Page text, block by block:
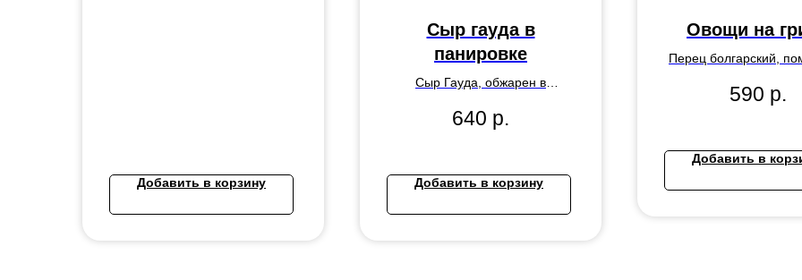
Добавить в корзину
Сыр гауда в
панировке
Сыр Гауда, обжарен в
«Тартар».
640 р.
Добавить в корзину
Овощи на
Перец болгарский,
лук, грибы
590 р.
Добавить в